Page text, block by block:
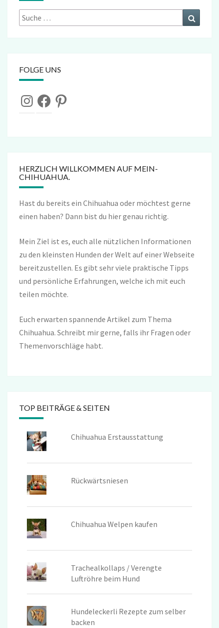
Suche
nach:
FOLGE UNS
InstagramFacebookPinterest
HERZLICH WILLKOMMEN AUF MEIN-
CHIHUAHUA.
Hast du bereits ein Chihuahua oder möchtest gerne
einen haben? Dann bist du hier genau richtig.
Mein Ziel ist es, euch alle nützlichen Informationen
zu den kleinsten Hunden der Welt auf einer Webseite
bereitzustellen. Es gibt sehr viele praktische Tipps
und persönliche Erfahrungen, welche ich mit euch
teilen möchte.
Euch erwarten spannende Artikel zum Thema
Chihuahua. Schreibt mir gerne, falls ihr Fragen oder
Themenvorschläge habt.
TOP BEITRÄGE & SEITEN
Chihuahua Erstausstattung
Rückwärtsniesen
Chihuahua Welpen kaufen
Trachealkollaps / Verengte
Luftröhre beim Hund
Hundeleckerli Rezepte zum selber
backen